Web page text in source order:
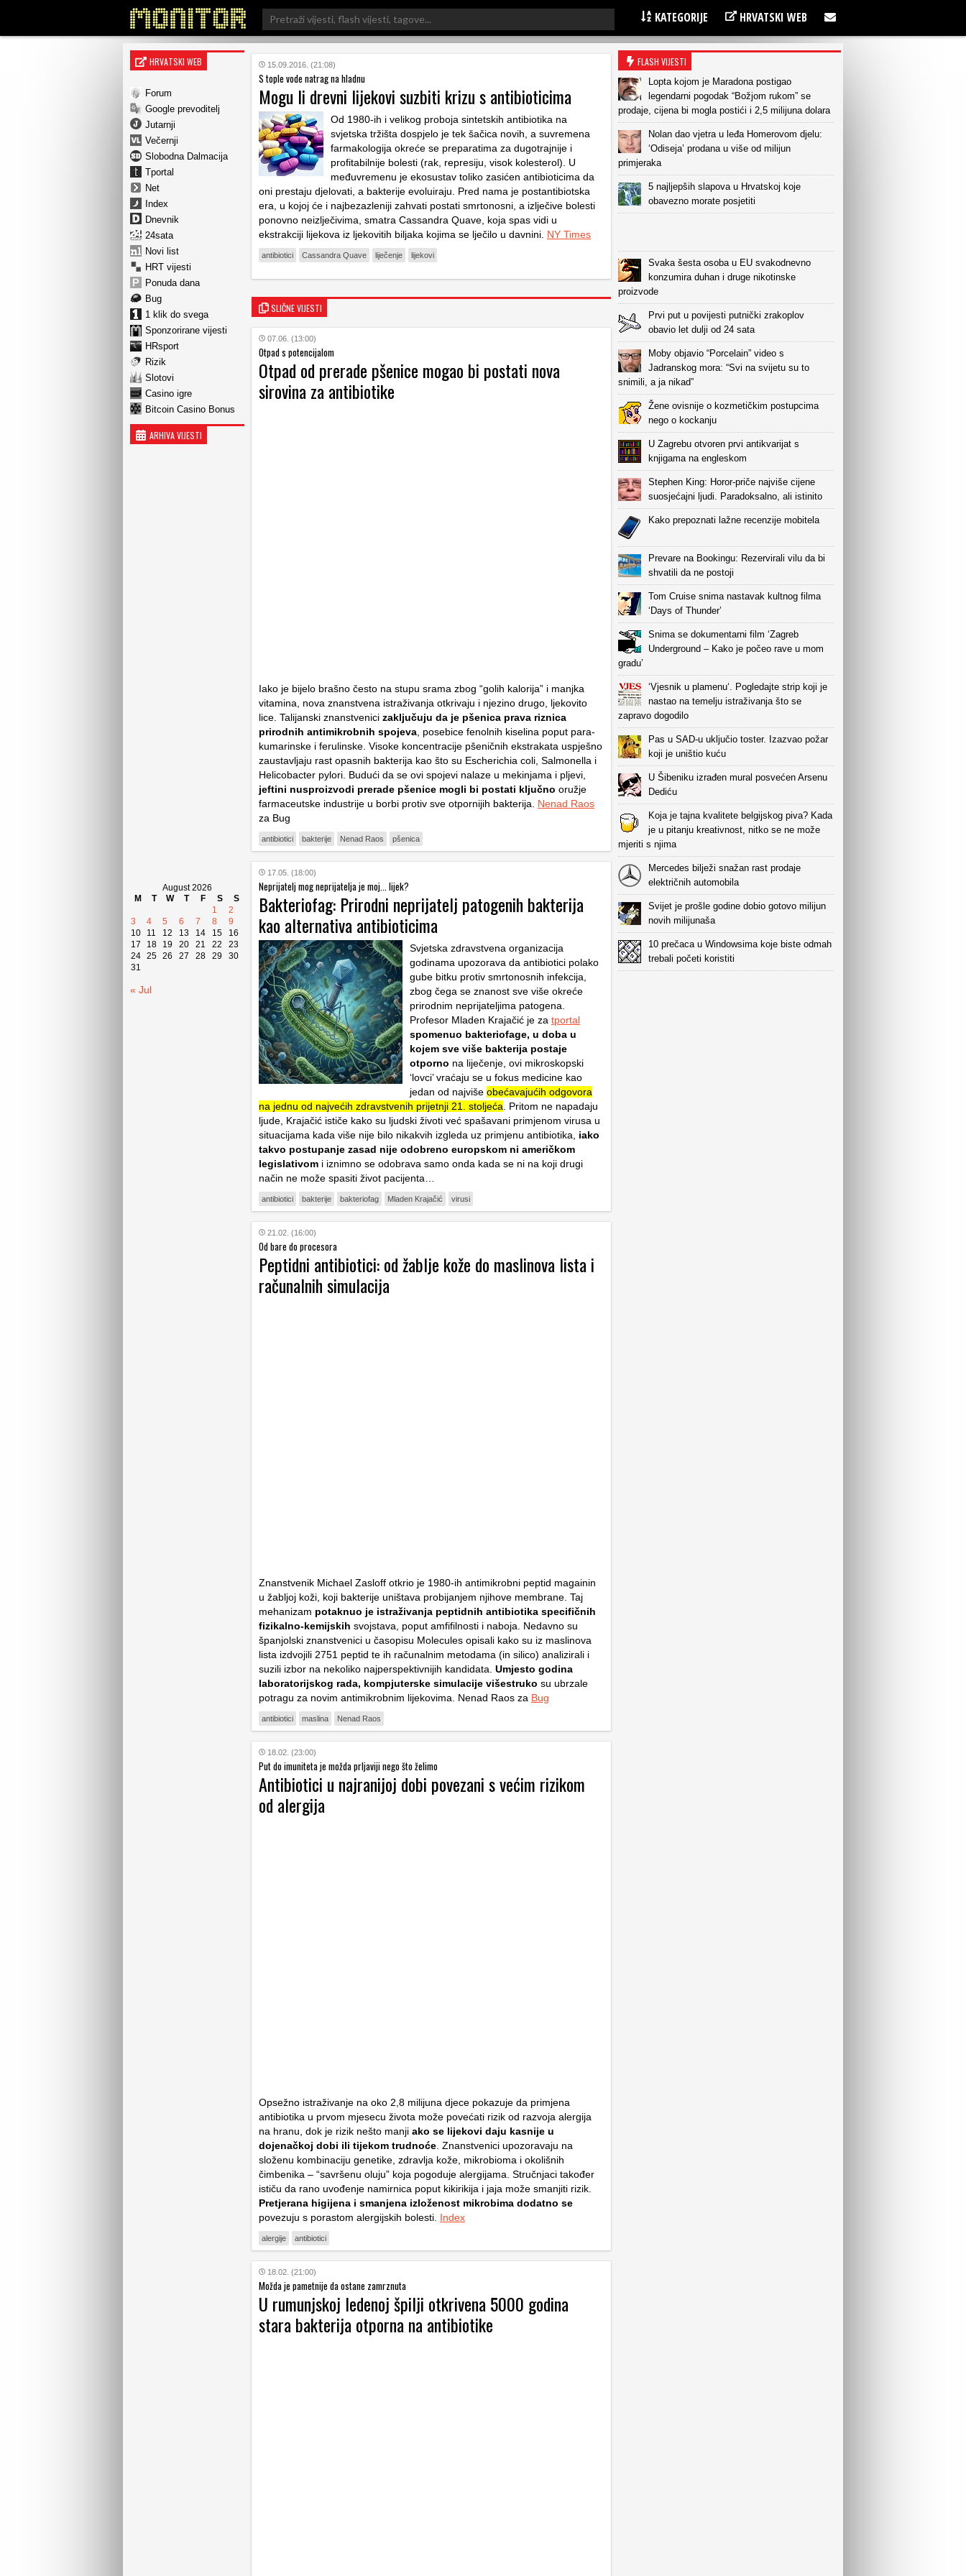
Search
for:
KATEGORIJE HRVATSKI WEB
HRVATSKI WEB
Forum
Google prevoditelj
Jutarnji
Večernji
Slobodna Dalmacija
Tportal
Net
Index
Dnevnik
24sata
Novi list
HRT vijesti
Ponuda dana
Bug
1 klik do svega
Sponzorirane vijesti
HRsport
Rizik
Slotovi
Casino igre
Bitcoin Casino Bonus
ARHIVA VIJESTI
August 2026
M
T W T F S
S
1
2
3
4 5 6 7 8
9
10
11 12 13 14 15
16
17
18 19 20 21 22
23
24 25 26 27 28 29
30
31
« Jul
15.09.2016. (21:08)
S tople vode natrag na hladnu
Mogu li drevni lijekovi suzbiti krizu s antibioticima
Od 1980-ih i velikog proboja sintetskih antibiotika na
svjetska tržišta dospjelo je tek šačica novih, a suvremena
farmakologija okreće se preparatima za dugotrajnije i
profitabilnije bolesti (rak, represiju, visok kolesterol). U
međuvremenu je ekosustav toliko zasićen antibioticima da
oni prestaju djelovati, a bakterije evoluiraju. Pred nama je postantibiotska
era, u kojoj će i najbezazleniji zahvati postati smrtonosni, a izlječive bolesti
ponovno neizlječivima, smatra Cassandra Quave, koja spas vidi u
ekstrakciji lijekova iz ljekovitih biljaka kojima se lječilo u davnini. NY Times
antibiotici Cassandra Quave liječenje lijekovi
SLIČNE VIJESTI
07.06. (13:00)
Otpad s potencijalom
Otpad od prerade pšenice mogao bi postati nova
sirovina za antibiotike
Iako je bijelo brašno često na stupu srama zbog “golih kalorija” i manjka
vitamina, nova znanstvena istraživanja otkrivaju i njezino drugo, ljekovito
lice. Talijanski znanstvenici zaključuju da je pšenica prava riznica
prirodnih antimikrobnih spojeva , posebice fenolnih kiselina poput para-
kumarinske i ferulinske. Visoke koncentracije pšeničnih ekstrakata uspješno
zaustavljaju rast opasnih bakterija kao što su Escherichia coli Salmonella i
Helicobacter pylori . Budući da se ovi spojevi nalaze u mekinjama i pljevi,
jeftini nusproizvodi prerade pšenice mogli bi postati ključno oružje
farmaceutske industrije u borbi protiv sve otpornijih bakterija. Nenad Raos
za Bug
antibiotici bakterije Nenad Raos pšenica
17.05. (18:00)
Neprijatelj mog neprijatelja je moj... lijek?
Bakteriofag: Prirodni neprijatelj patogenih bakterija
kao alternativa antibioticima
Svjetska zdravstvena organizacija
godinama upozorava da antibiotici polako
gube bitku protiv smrtonosnih infekcija,
zbog čega se znanost sve više okreće
prirodnim neprijateljima patogena.
Profesor Mladen Krajačić je za tportal
spomenuo bakteriofage, u doba u
kojem sve više bakterija postaje
otporno na liječenje, ovi mikroskopski
‘lovci’ vraćaju se u fokus medicine kao
jedan od najviše obećavajućih odgovora
na jednu od najvećih zdravstvenih prijetnji 21. stoljeća . Pritom ne napadaju
ljude, Krajačić ističe kako su ljudski životi već spašavani primjenom virusa u
situacijama kada više nije bilo nikakvih izgleda uz primjenu antibiotika, iako
takvo postupanje zasad nije odobreno europskom ni američkom
legislativom i iznimno se odobrava samo onda kada se ni na koji drugi
način ne može spasiti život pacijenta…
antibiotici bakterije bakteriofag Mladen Krajačić virusi
21.02. (16:00)
Od bare do procesora
Peptidni antibiotici: od žablje kože do maslinova lista i
računalnih simulacija
Znanstvenik Michael Zasloff otkrio je 1980-ih antimikrobni peptid magainin
u žabljoj koži, koji bakterije uništava probijanjem njihove membrane. Taj
mehanizam potaknuo je istraživanja peptidnih antibiotika specifičnih
fizikalno-kemijskih svojstava, poput amfifilnosti i naboja. Nedavno su
španjolski znanstvenici u časopisu Molecules opisali kako su iz maslinova
lista izdvojili 2751 peptid te ih računalnim metodama (in silico) analizirali i
suzili izbor na nekoliko najperspektivnijih kandidata. Umjesto godina
laboratorijskog rada, kompjuterske simulacije višestruko su ubrzale
potragu za novim antimikrobnim lijekovima. Nenad Raos za Bug
antibiotici maslina Nenad Raos
18.02. (23:00)
Put do imuniteta je možda prljaviji nego što želimo
Antibiotici u najranijoj dobi povezani s većim rizikom
od alergija
Opsežno istraživanje na oko 2,8 milijuna djece pokazuje da primjena
antibiotika u prvom mjesecu života može povećati rizik od razvoja alergija
na hranu, dok je rizik nešto manji ako se lijekovi daju kasnije u
dojenačkoj dobi ili tijekom trudnoće . Znanstvenici upozoravaju na
složenu kombinaciju genetike, zdravlja kože, mikrobioma i okolišnih
čimbenika – “savršenu oluju” koja pogoduje alergijama. Stručnjaci također
ističu da rano uvođenje namirnica poput kikirikija i jaja može smanjiti rizik.
Pretjerana higijena i smanjena izloženost mikrobima dodatno se
povezuju s porastom alergijskih bolesti. Index
alergije antibiotici
18.02. (21:00)
Možda je pametnije da ostane zamrznuta
U rumunjskoj ledenoj špilji otkrivena 5000 godina
stara bakterija otporna na antibiotike
FLASH VIJESTI
Lopta kojom je Maradona postigao
legendarni pogodak “Božjom rukom” se
prodaje, cijena bi mogla postići i 2,5 milijuna dolara
Nolan dao vjetra u leđa Homerovom djelu:
‘Odiseja’ prodana u više od milijun
primjeraka
5 najljepših slapova u Hrvatskoj koje
obavezno morate posjetiti
Svaka šesta osoba u EU svakodnevno
konzumira duhan i druge nikotinske
proizvode
Prvi put u povijesti putnički zrakoplov
obavio let dulji od 24 sata
Moby objavio “Porcelain” video s
Jadranskog mora: “Svi na svijetu su to
snimili, a ja nikad”
Žene ovisnije o kozmetičkim postupcima
nego o kockanju
U Zagrebu otvoren prvi antikvarijat s
knjigama na engleskom
Stephen King: Horor-priče najviše cijene
suosjećajni ljudi. Paradoksalno, ali istinito
Kako prepoznati lažne recenzije mobitela
Prevare na Bookingu: Rezervirali vilu da bi
shvatili da ne postoji
Tom Cruise snima nastavak kultnog filma
‘Days of Thunder’
Snima se dokumentarni film ‘Zagreb
Underground – Kako je počeo rave u mom
gradu’
‘Vjesnik u plamenu‘. Pogledajte strip koji je
nastao na temelju istraživanja što se
zapravo dogodilo
Pas u SAD-u uključio toster. Izazvao požar
koji je uništio kuću
U Šibeniku izrađen mural posvećen Arsenu
Dediću
Koja je tajna kvalitete belgijskog piva? Kada
je u pitanju kreativnost, nitko se ne može
mjeriti s njima
Mercedes bilježi snažan rast prodaje
električnih automobila
Svijet je prošle godine dobio gotovo milijun
novih milijunaša
10 prečaca u Windowsima koje biste odmah
trebali početi koristiti